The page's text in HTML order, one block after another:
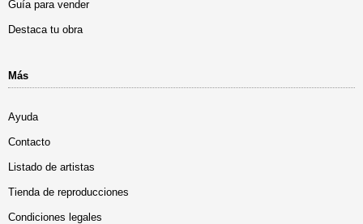
Guía para vender
Destaca tu obra
Más
Ayuda
Contacto
Listado de artistas
Tienda de reproducciones
Condiciones legales